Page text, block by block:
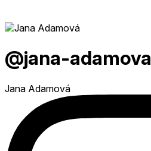
@jana-adamova
Jana Adamová